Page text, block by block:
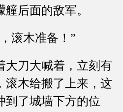
后面的敌军。
木准备！”
刀大喊着，立刻有
滚木给搬了上来，这
到了城墙下方的位